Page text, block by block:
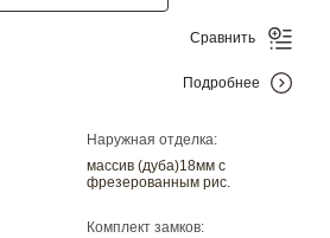
Наружная отделка:
массив (дуба)18мм с
фрезерованным рис.
Комплект замков:
Сравнить
Подробнее